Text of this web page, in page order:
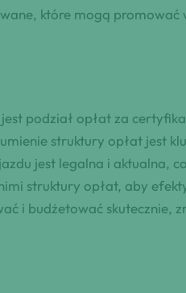
które mogą promować
podział opłat za
struktury opłat jest
jest legalna i aktualna,
struktury opłat, aby
i budżetować skutecznie,